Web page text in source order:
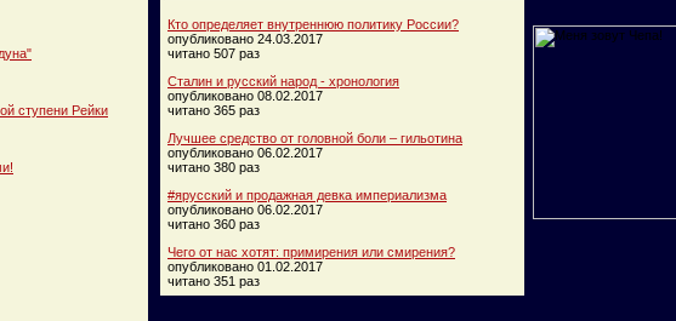
ступени Рейки
Кто определяет внутреннюю политику России?
опубликовано 24.03.2017
читано 507 раз
Сталин и русский народ - хронология
опубликовано 08.02.2017
читано 365 раз
Лучшее средство от головной боли – гильотина
опубликовано 06.02.2017
читано 380 раз
#ярусский и продажная девка империализма
опубликовано 06.02.2017
читано 360 раз
Чего от нас хотят: примирения или смирения?
опубликовано 01.02.2017
читано 351 раз